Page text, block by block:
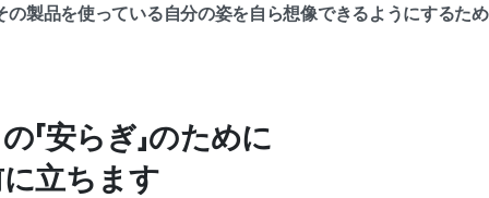
の製品を使っている自分の姿を自ら想像できるようにするた
「安らぎ」のために
立ちます